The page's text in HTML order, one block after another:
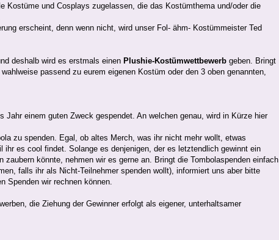
Kostüme und Cosplays zugelassen, die das Kostümthema und/oder die
erscheint, denn wenn nicht, wird unser Fol- ähm- Kostümmeister Ted
deshalb wird es erstmals einen Plushie-Kostümwettbewerb geben. Bringt
passend zu eurem eigenen Kostüm oder den 3 oben genannten,
Jahr einem guten Zweck gespendet. An welchen genau, wird in Kürze hier
zu spenden. Egal, ob altes Merch, was ihr nicht mehr wollt, etwas
es cool findet. Solange es denjenigen, der es letztendlich gewinnt ein
könnte, nehmen wir es gerne an. Bringt die Tombolaspenden einfach
falls ihr als Nicht-Teilnehmer spenden wollt), informiert uns aber bitte
Spenden wir rechnen können.
die Ziehung der Gewinner erfolgt als eigener, unterhaltsamer